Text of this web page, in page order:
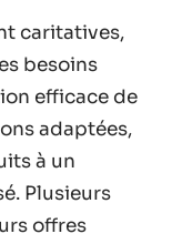
caritatives,
besoins
efficace de
adaptées,
à un
Plusieurs
offres